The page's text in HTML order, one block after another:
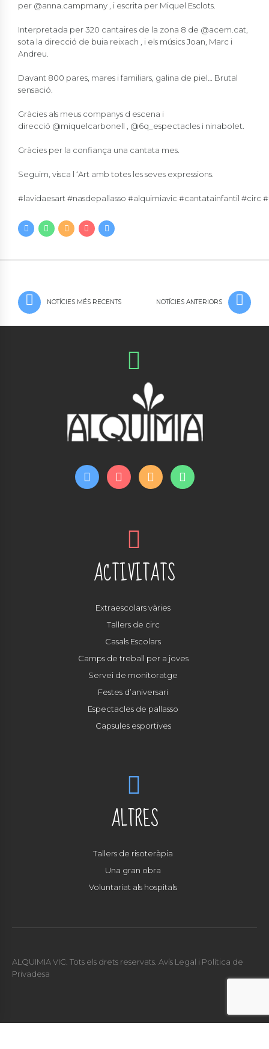
per @anna.campmany, i escrita per Miquel Esclots.
Interpretada per 320 cantaires de la zona 8 de @acem.cat,
sota la direcció de buia reixach , i els músics Joan, Marc i
Andreu.
Davant 800 pares, mares i familiars, galina de piel… Brutal
sensació.
Gràcies als meus companys d escena i
direcció @miquelcarbonell , @6q_espectacles i ninabolet.
Gràcies per la confiança una cantata mes.
Seguim, visca l ‘Art amb totes les seves expressions.
#lavidaesart#nasdepallasso #alquimiavic #cantatainfantil #circ
NOTÍCIES MÉS RECENTS NOTÍCIES ANTERIORS
ACTIVITATS
Extraescolars vàries
Tallers de circ
Casals Escolars
Camps de treball per a joves
Servei de monitoratge
Festes d’aniversari
Espectacles de pallasso
Capsules esportives
ALTRES
Tallers de risoteràpia
Una gran obra
Voluntariat als hospitals
ALQUIMIA VIC. Tots els drets reservats. Avís Legal i Política de
Privadesa